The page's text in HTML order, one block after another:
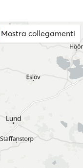
Mostra collegamenti